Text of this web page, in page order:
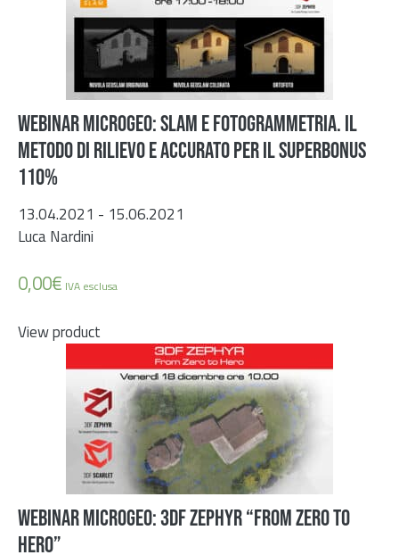
WEBINAR MICROGEO: SLAM E FOTOGRAMMETRIA. IL
METODO DI RILIEVO E ACCURATO PER IL SUPERBONUS
110%
13.04.2021 - 15.06.2021
Luca Nardini
0,00€ IVA esclusa
View product
WEBINAR MICROGEO: 3DF ZEPHYR “FROM ZERO TO
HERO”